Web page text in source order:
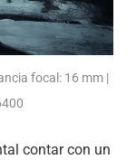
focal: 16 mm |
contar con un